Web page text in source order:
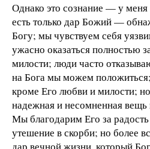
Однако это сознание — у меня
есть только дар Божий —
Богу; мы чувствуем себя
ужасно оказаться полностью
милости; люди часто
на Бога мы можем
кроме Его любви и милости;
надежная и несомненная
Мы благодарим Его за
утешение в скорби; но более